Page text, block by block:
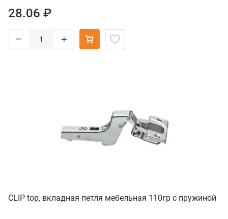
28.06 ₽
– +
CLIP top, вкладная петля мебельная 110гр с пружиной